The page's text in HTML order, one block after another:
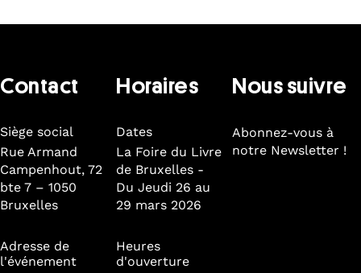
Contact
Siège social
Rue Armand
Campenhout, 72
bte 7 – 1050
Bruxelles
Adresse de
l'événement
Horaires
Dates
La Foire du Livre
de Bruxelles -
Du Jeudi 26 au
29 mars 2026
Heures
d'ouverture
Nous suivre
Abonnez-vous à
notre Newsletter !